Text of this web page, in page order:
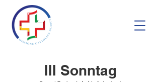
III Sonntag